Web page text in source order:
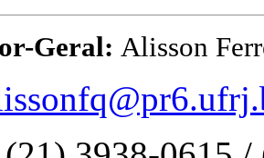
Geral: Alisson